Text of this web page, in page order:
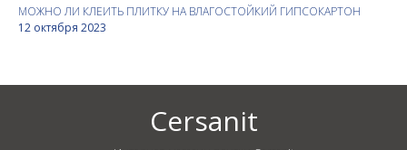
МОЖНО ЛИ КЛЕИТЬ ПЛИТКУ НА ВЛАГОСТОЙКИЙ ГИПСОКАРТОН
12 октября 2023
Cersanit